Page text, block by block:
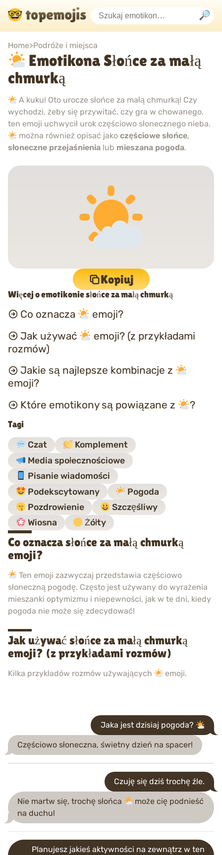
Home>Podróże i miejsca
Emotikona Słońce za małą
chmurką
A kuku! Oto urocze słońce za małą chmurką! Czy
wychodzi, żeby się przywitać, czy gra w chowanego,
ten emoji uchwycił urok częściowo słonecznego nieba.
można również opisać jakoczęściowe słońce,
słoneczne przejaśnienia lub mieszana pogoda.
Kopiuj
Więcej o emotikonie słońce za małą chmurką
Co oznacza
emoji?
Jak używać
emoji? (z przykładami
rozmów)
Jakie są najlepsze kombinacje z
emoji?
Które emotikony są powiązane z
?
Tagi
Czat
Komplement
Media społecznościowe
Pisanie wiadomości
Podekscytowany
Pogoda
Pozdrowienie
Szczęśliwy
Wiosna
Żółty
Co oznacza słońce za małą chmurką
emoji?
Ten emoji zazwyczaj przedstawia częściowo
słoneczną pogodę. Często jest używany do wyrażenia
mieszanki optymizmu i niepewności, jak w te dni, kiedy
pogoda nie może się zdecydować!
Jak używać słońce za małą chmurką
emoji? (z przykładami rozmów)
Kilka przykładów rozmów używających emoji.
Jaka jest dzisiaj pogoda?
Częściowo słoneczna, świetny dzień na spacer!
Czuję się dziś trochę źle.
Nie martw się, trochę słońca
może cię podnieść
na duchu!
Planujesz jakieś aktywności na zewnątrz w ten